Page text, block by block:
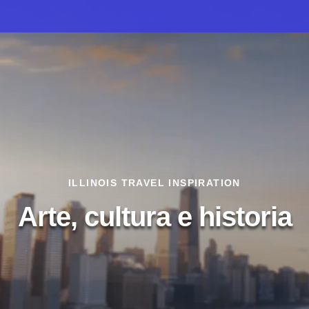
ILLINOIS TRAVEL INSPIRATION
Arte, cultura e historia